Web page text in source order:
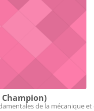
Champion)
de la mécanique